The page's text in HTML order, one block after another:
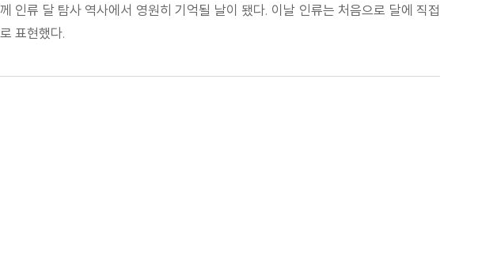
류 달 탐사 역사에서 영원히 기억될 날이 됐다. 이날 인류는 처음으로 달에 직접
표현했다.